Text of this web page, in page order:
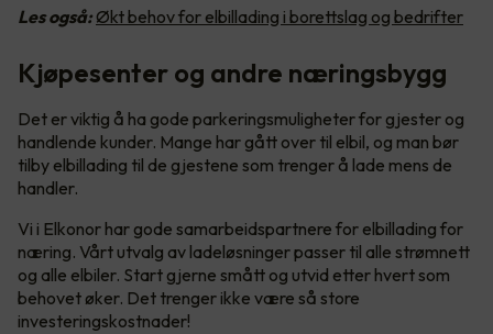
Les også: Økt behov for elbillading i borettslag og bedrifter
Kjøpesenter og andre næringsbygg
Det er viktig å ha gode parkeringsmuligheter for gjester og
handlende kunder. Mange har gått over til elbil, og man bør
tilby elbillading til de gjestene som trenger å lade mens de
handler.
Vi i Elkonor har gode samarbeidspartnere for elbillading for
næring. Vårt utvalg av ladeløsninger passer til alle strømnett
og alle elbiler. Start gjerne smått og utvid etter hvert som
behovet øker. Det trenger ikke være så store
investeringskostnader!